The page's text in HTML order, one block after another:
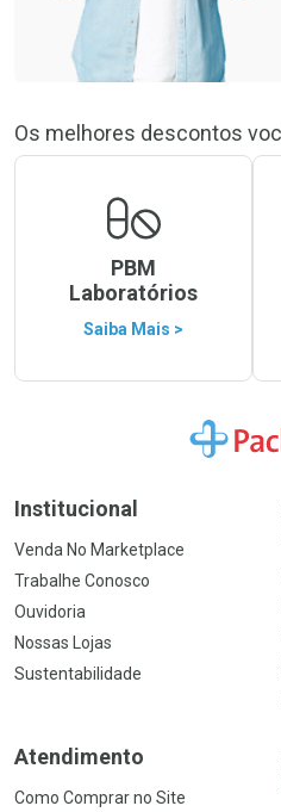
Os melhores descontos
PBM
Laboratórios
Saiba Mais >
Ir para a
Institucional
Venda No Marketplace
Trabalhe Conosco
Ouvidoria
Nossas Lojas
Sustentabilidade
Atendimento
Como Comprar no Site